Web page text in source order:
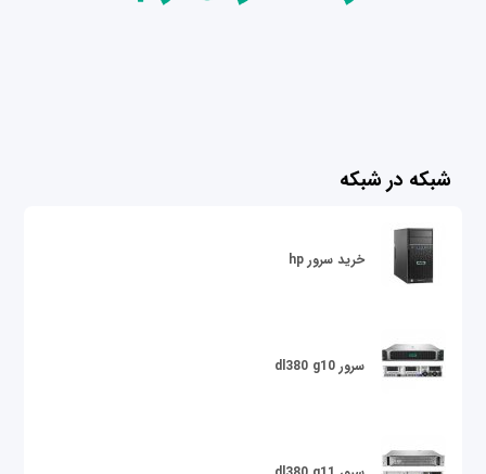
شبکه در شبکه
خرید سرور hp
سرور dl380 g10